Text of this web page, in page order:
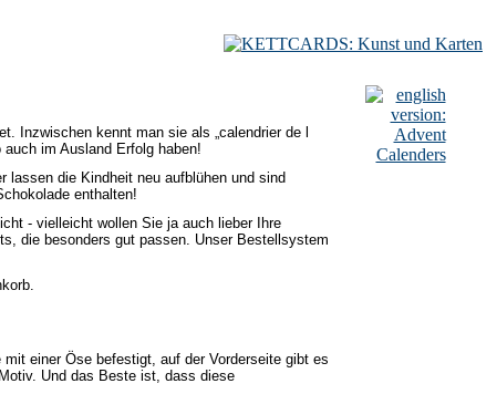
Inzwischen kennt man sie als „calendrier de l
im Ausland Erfolg haben!
lassen die Kindheit neu aufblühen und sind
enthalten!
- vielleicht wollen Sie ja auch lieber Ihre
die besonders gut passen. Unser Bestellsystem
einer Öse befestigt, auf der Vorderseite gibt es
Und das Beste ist, dass diese